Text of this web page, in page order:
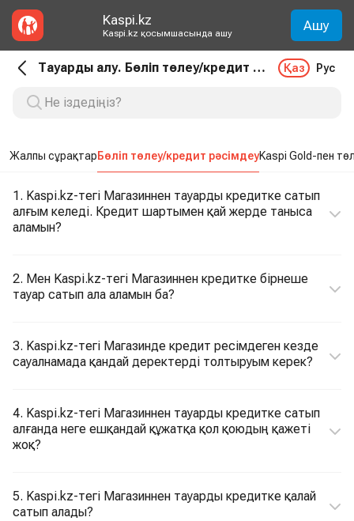
Kaspi.kz
Kaspi.kz қосымшасында ашу Ашу
Тауарды алу. Бөліп төлеу/кредит рәсімдеу Қаз Рус
Жалпы сұрақтарБөліп төлеу/кредит рәсімдеуKaspi Gold-пен
1. Kaspi.kz-тегі Магазиннен тауарды кредитке сатып
алғым келеді. Кредит шартымен қай жерде таныса
аламын?
2. Мен Kaspi.kz-тегі Магазиннен кредитке бірнеше
тауар сатып ала аламын ба?
3. Kaspi.kz-тегі Магазинде кредит ресімдеген кезде
сауалнамада қандай деректерді толтыруым керек?
4. Kaspi.kz-тегі Магазиннен тауарды кредитке сатып
алғанда неге ешқандай құжатқа қол қоюдың қажеті
жоқ?
5. Kaspi.kz-тегі Магазиннен тауарды кредитке қалай
сатып алады?